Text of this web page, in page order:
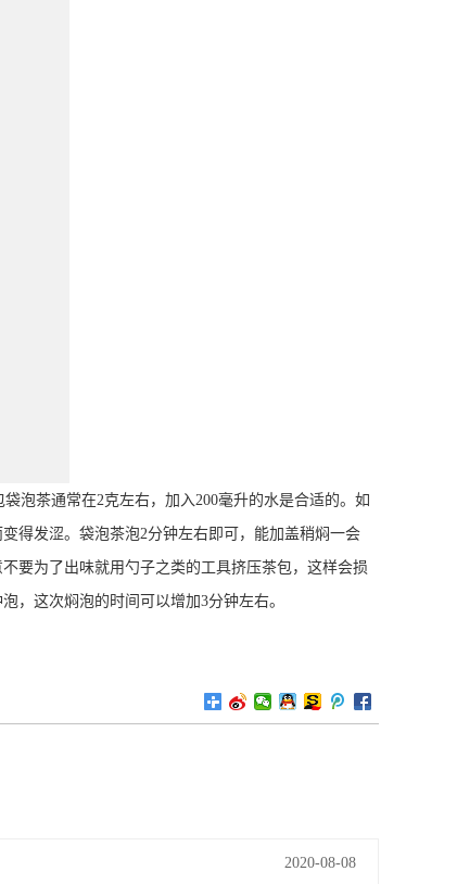
泡茶通常在2克左右，加入200毫升的水是合适的。如
得发涩。袋泡茶泡2分钟左右即可，能加盖稍焖一会
要为了出味就用勺子之类的工具挤压茶包，这样会损
，这次焖泡的时间可以增加3分钟左右。
2020-08-08